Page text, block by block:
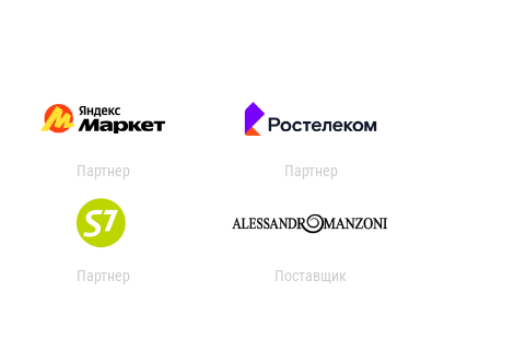
Партнер Партнер
Партнер Поставщик